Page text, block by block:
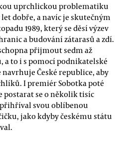
uprchlickou problematiku
dobře, a navíc je skutečným
1989, který se děsí výzev
a budování zátarasů a zdí.
přijmout sedm až
to i s pomocí podnikatelské
navrhuje České republice, aby
I premiér Sobotka poté
postarat se o několik tisíc
svou oblíbenou
jako kdyby českému státu